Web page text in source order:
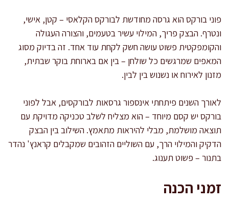
פוני בורקס הוא גרסה מחודשת לבורקס הקלאסי – קטן, אישי,
ונטרף. הבצק פריך, המילוי עשיר בטעמים, והצורה העגולה
והקומפקטית פשוט עושה חשק לקחת עוד אחד. זה בדיוק מסוג
המאפים שמרגשים כל שולחן – בין אם בארוחת בוקר שבתית,
מזנון לאירוח או נשנוש בין לבין.
לאורך השנים פיתחתי אינספור גרסאות לבורקסים, אבל לפוני
בורקס יש קסם מיוחד – הוא מצליח לשלב טכניקה מדויקת עם
תוצאה מושלמת, מבלי להיראות מתאמץ. השילוב בין הבצק
הדקיק והמילוי הרך, עם השוליים הזהובים שמקבלים קראנץ' נהדר
בתנור – פשוט תענוג.
זמני הכנה